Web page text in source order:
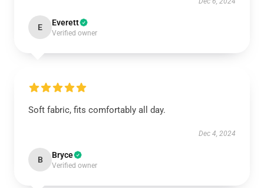
E Everett
Verified owner
Soft fabric, fits comfortably all day.
Dec 4, 2024
B Bryce
Verified owner